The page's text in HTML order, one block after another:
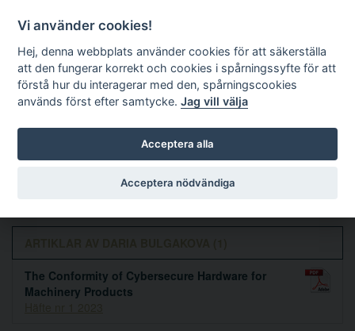
Sök
Daria Bulgakova
The Conformity of Cybersecure Hardware for
Machinery Products
Vi använder cookies!
Hej, denna webbplats använder cookies för att säkerställa
att den fungerar korrekt och cookies i spårningssyfte för att
förstå hur du interagerar med den, spårningscookies
används först efter samtycke.Jag vill välja
Acceptera alla
Acceptera nödvändiga